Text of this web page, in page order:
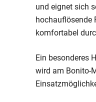
und eignet sich
hochauflösende
komfortabel
Ein besonderes
wird am Bonito-